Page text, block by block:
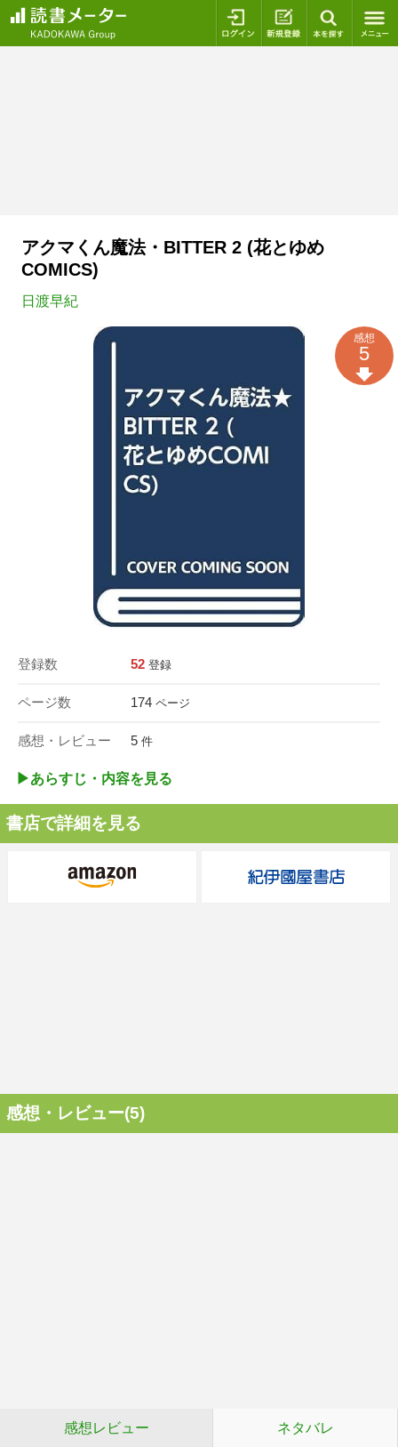
ログイン 新規登録
アクマくん魔法・BITTER 2 (花とゆめ
COMICS)
日渡早紀
登録数 52 登録
ページ数 174 ページ
感想・レビュー 5 件
感想
5
▶︎あらすじ・内容を見る
書店で詳細を見る
感想・レビュー(5)
感想レビュー ネタバレ